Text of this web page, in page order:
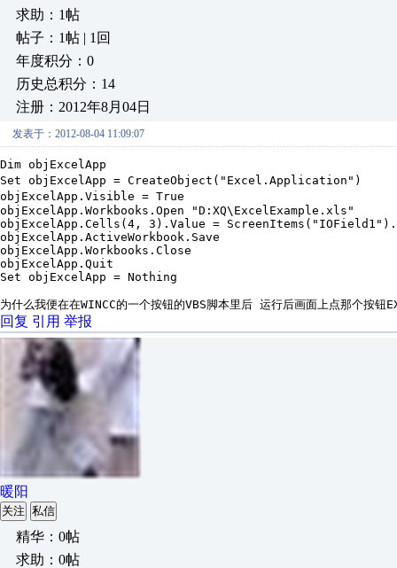
求助：1帖
帖子：1帖 | 1回
年度积分：0
历史总积分：14
注册：2012年8月04日
发表于：2012-08-04 11:09:07
Dim objExcelApp
Set objExcelApp = CreateObject("Excel.Application")
objExcelApp.Visible = True
objExcelApp.Workbooks.Open "D:XQ\ExcelExample.xls"
objExcelApp.Cells(4, 3).Value =
objExcelApp.ActiveWorkbook.Save
objExcelApp.Workbooks.Close
objExcelApp.Quit
Set objExcelApp = Nothing
为什么我便在在WINCC的一个按钮的VBS脚本里后 运行后画面上点那个按
回复 引用 举报
暖阳
关注 私信
精华：0帖
求助：0帖